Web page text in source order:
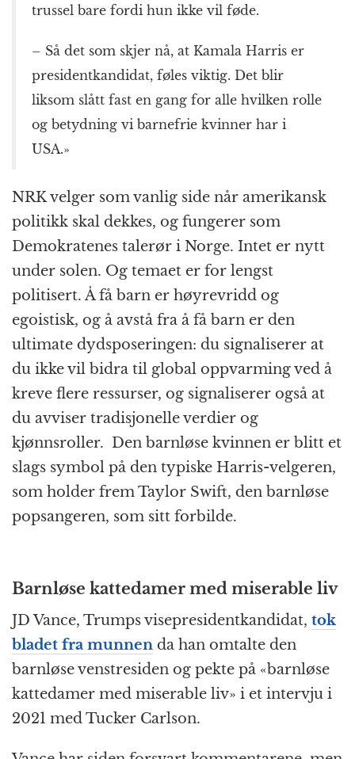
trussel bare fordi hun ikke vil føde.
– Så det som skjer nå, at Kamala Harris er
presidentkandidat, føles viktig. Det blir
liksom slått fast en gang for alle hvilken rolle
og betydning vi barnefrie kvinner har i
USA.»
NRK velger som vanlig side når amerikansk
politikk skal dekkes, og fungerer som
Demokratenes talerør i Norge. Intet er nytt
under solen. Og temaet er for lengst
politisert. Å få barn er høyrevridd og
egoistisk, og å avstå fra å få barn er den
ultimate dydsposeringen: du signaliserer at
du ikke vil bidra til global oppvarming ved å
kreve flere ressurser, og signaliserer også at
du avviser tradisjonelle verdier og
kjønnsroller. Den barnløse kvinnen er blitt et
slags symbol på den typiske Harris-velgeren,
som holder frem Taylor Swift, den barnløse
popsangeren, som sitt forbilde.
Barnløse kattedamer med miserable liv
JD Vance, Trumps visepresidentkandidat, tok
bladet fra munnen da han omtalte den
barnløse venstresiden og pekte på «barnløse
kattedamer med miserable liv» i et intervju i
2021 med Tucker Carlson.